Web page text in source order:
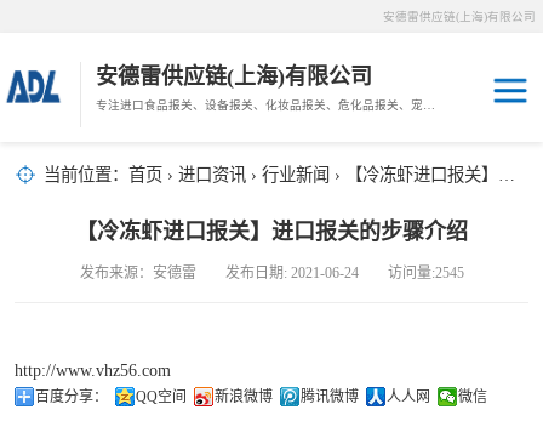
安德雷供应链(上海)有限公司
安德雷供应链(上海)有限公司
当前位置： 首页 › 进口资讯 › 行业新闻 › 【冷冻虾进口报关】进口报关的步骤介绍
【冷冻虾进口报关】进口报关的步骤介绍
发布来源：安德雷 发布日期: 2021-06-24 访问量:2545
http://www.vhz56.com
百度分享： QQ空间 新浪微博 腾讯微博 人人网 微信
其他报关
海鲜进口
宠物粮进口
木材报关
药材报关
汽车/游艇报关